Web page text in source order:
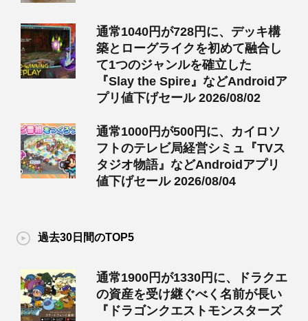
通常1040円が728円に、デッキ構
築とローグライクを初めて融合し
て1つのジャンルを確立した
『Slay the Spire』などAndroidア
プリ値下げセール 2026/08/02
通常1000円が500円に、カイロソ
フトのテレビ局経営シミュ『TVス
タジオ物語』などAndroidアプリ
値下げセール 2026/08/04
過去30日間のTOP5
通常1900円が1330円に、ドラクエ
の資産を受け継ぐべく名前が長い
『ドラゴンクエストモンスターズ